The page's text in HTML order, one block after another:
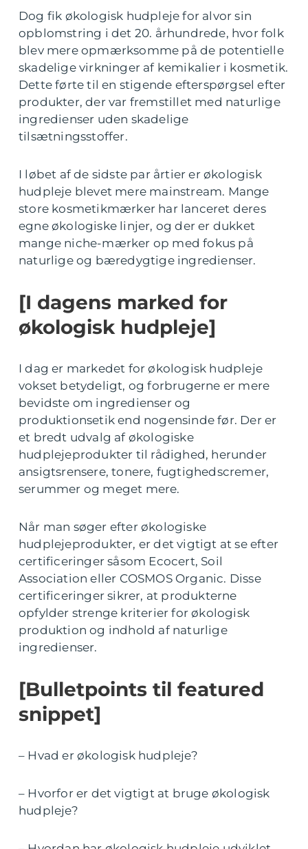
Dog fik økologisk hudpleje for alvor sin
opblomstring i det 20. århundrede, hvor folk
blev mere opmærksomme på de potentielle
skadelige virkninger af kemikalier i kosmetik.
Dette førte til en stigende efterspørgsel efter
produkter, der var fremstillet med naturlige
ingredienser uden skadelige
tilsætningsstoffer.
I løbet af de sidste par årtier er økologisk
hudpleje blevet mere mainstream. Mange
store kosmetikmærker har lanceret deres
egne økologiske linjer, og der er dukket
mange niche-mærker op med fokus på
naturlige og bæredygtige ingredienser.
[I dagens marked for
økologisk hudpleje]
I dag er markedet for økologisk hudpleje
vokset betydeligt, og forbrugerne er mere
bevidste om ingredienser og
produktionsetik end nogensinde før. Der er
et bredt udvalg af økologiske
hudplejeprodukter til rådighed, herunder
ansigtsrensere, tonere, fugtighedscremer,
serummer og meget mere.
Når man søger efter økologiske
hudplejeprodukter, er det vigtigt at se efter
certificeringer såsom Ecocert, Soil
Association eller COSMOS Organic. Disse
certificeringer sikrer, at produkterne
opfylder strenge kriterier for økologisk
produktion og indhold af naturlige
ingredienser.
[Bulletpoints til featured
snippet]
– Hvad er økologisk hudpleje?
– Hvorfor er det vigtigt at bruge økologisk
hudpleje?